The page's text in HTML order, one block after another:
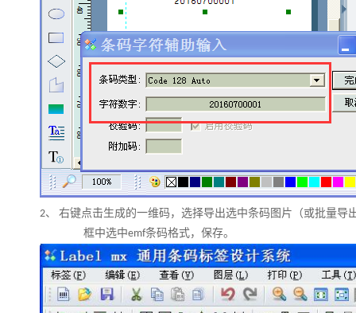
2、
右键点击生成的一维码，选择导出选中条码图片（或批量导
框中选中emf条码格式，保存。